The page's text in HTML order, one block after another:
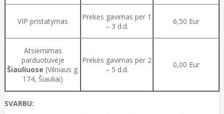
VIP pristatymas
Prekės gavimas per 1
– 3 d.d.
6,50 Eur
Atsiėmimas
parduotuvėje
Šiauliuose (Vilniaus g.
174, Šiauliai)
Prekės gavimas per 2
– 5 d.d.
0,00 Eur
SVARBU: